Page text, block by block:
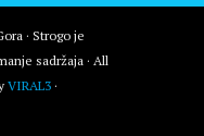
· Strogo je
sadržaja · All
VIRAL3 ·